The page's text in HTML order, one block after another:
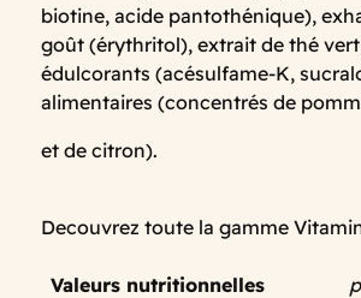
biotine, acide pantothénique),
goût (érythritol), extrait de thé
édulcorants (acésulfame-K,
alimentaires (concentrés de
et de citron).
Decouvrez toute la gamme
Valeurs nutritionnelles